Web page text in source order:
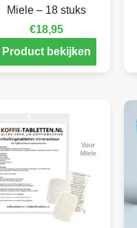
Miele – 18 stuks
€18,95
Product bekijken